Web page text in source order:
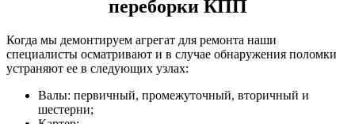
переборки КПП
Когда мы демонтируем агрегат для ремонта наши
специалисты осматривают и в случае обнаружения поломки
устраняют ее в следующих узлах:
Валы: первичный, промежуточный, вторичный и
шестерни;